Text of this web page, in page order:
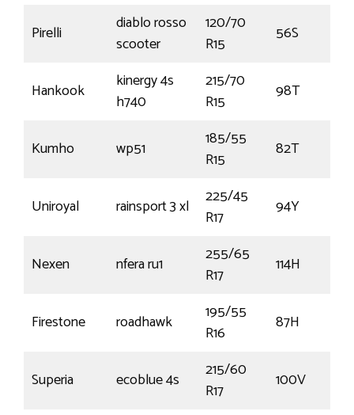
Pirelli
diablo rosso
scooter
120/70
R15
56S
Hankook
kinergy 4s
h740
215/70
R15
98T
Kumho wp51
185/55
R15
82T
Uniroyal rainsport 3 xl
225/45
R17
94Y
Nexen nfera ru1
255/65
R17
114H
Firestone roadhawk
195/55
R16
87H
Superia ecoblue 4s
215/60
R17
100V